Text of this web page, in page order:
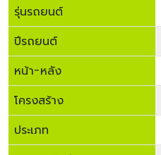
รุ่นรถยนต์
ปีรถยนต์
หน้า-หลัง
โครงสร้าง
ประเภท